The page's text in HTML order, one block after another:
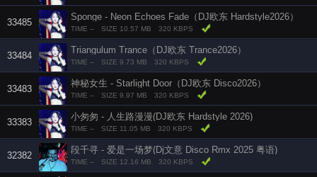
33485
Sponge - Neon Echoes Fade（DJ欧东 Hardstyle2026）
TIME -- SIZE 10.57 MB 320 KBPS
33484
Triangulum Trance（DJ欧东 Trance2026）
TIME -- SIZE 9.73 MB 320 KBPS
33483
神秘女生 - Starlight Door（DJ欧东 Disco2026）
TIME -- SIZE 9.97 MB 320 KBPS
33383
小匆匆 - 人生路漫漫(DJ欧东 Hardstyle 2026)
TIME -- SIZE 11.05 MB 320 KBPS
32382
段千寻 - 爱是一场梦(Dj文意 Disco Rmx 2025 粤语)
TIME -- SIZE 12.16 MB 320 KBPS